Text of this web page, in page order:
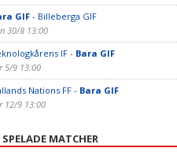
GIF- Billeberga GIF
30/8 13:00
IF - Bara GIF
5/9 13:00
Nations FF - Bara GIF
12/9 13:00
SPELADE MATCHER